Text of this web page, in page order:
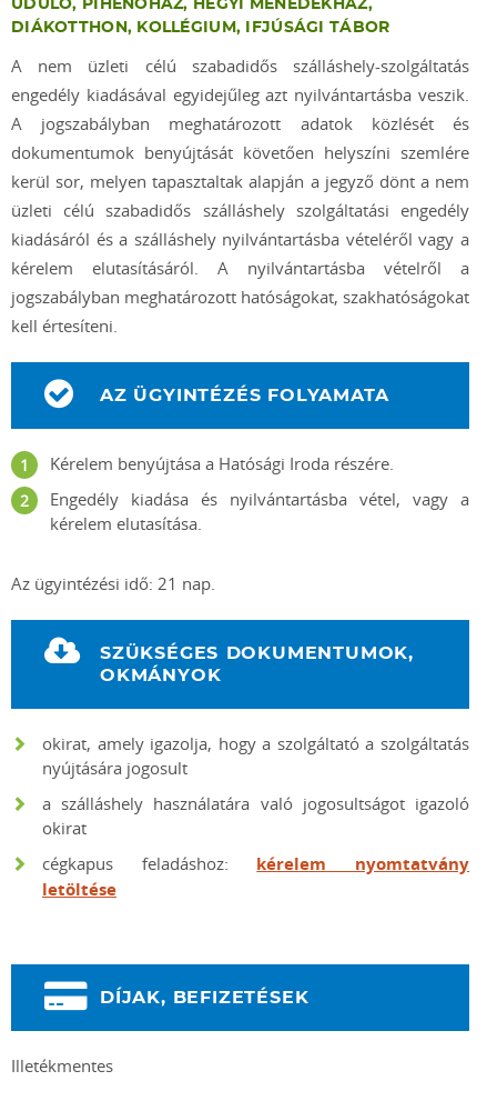
ÜDÜLŐ, PIHENŐHÁZ, HEGYI MENEDÉKHÁZ,
DIÁKOTTHON, KOLLÉGIUM, IFJÚSÁGI TÁBOR
A nem üzleti célú szabadidős szálláshely-szolgáltatás
engedély kiadásával egyidejűleg azt nyilvántartásba veszik.
A jogszabályban meghatározott adatok közlését és
dokumentumok benyújtását követően helyszíni szemlére
kerül sor, melyen tapasztaltak alapján a jegyző dönt a nem
üzleti célú szabadidős szálláshely szolgáltatási engedély
kiadásáról és a szálláshely nyilvántartásba vételéről vagy a
kérelem elutasításáról. A nyilvántartásba vételről a
jogszabályban meghatározott hatóságokat, szakhatóságokat
kell értesíteni.
AZ ÜGYINTÉZÉS FOLYAMATA
Kérelem benyújtása a Hatósági Iroda részére.
Engedély kiadása és nyilvántartásba vétel, vagy a
kérelem elutasítása.
Az ügyintézési idő: 21 nap.
SZÜKSÉGES DOKUMENTUMOK,
OKMÁNYOK
okirat, amely igazolja, hogy a szolgáltató a szolgáltatás
nyújtására jogosult
a szálláshely használatára való jogosultságot igazoló
okirat
cégkapus feladáshoz: kérelem nyomtatvány
letöltése
DÍJAK, BEFIZETÉSEK
Illetékmentes